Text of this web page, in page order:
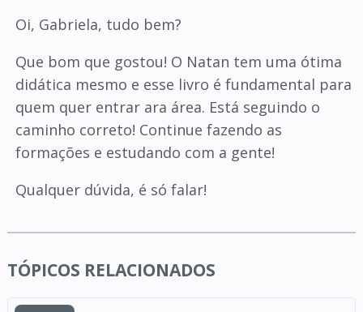
Oi, Gabriela, tudo bem?
Que bom que gostou! O Natan tem uma ótima
didática mesmo e esse livro é fundamental para
quem quer entrar ara área. Está seguindo o
caminho correto! Continue fazendo as
formações e estudando com a gente!
Qualquer dúvida, é só falar!
TÓPICOS RELACIONADOS